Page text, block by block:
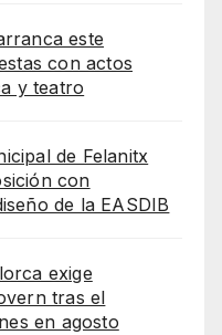
este
con actos
y teatro
de Felanitx
con
de la EASDIB
exige
tras el
en agosto